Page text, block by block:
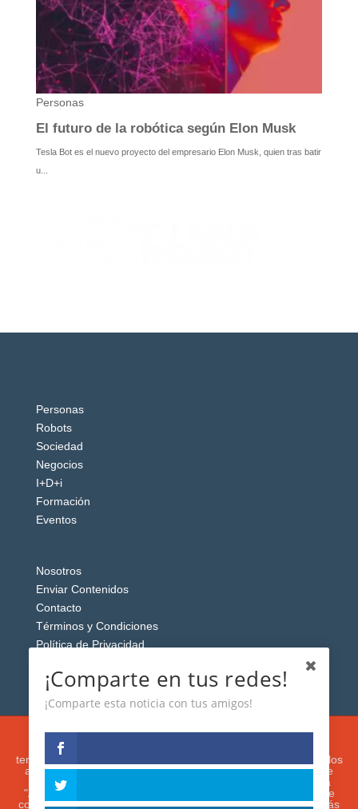
Personas
Robots
Sociedad
Negocios
I+D+i
Formación
Eventos
Nosotros
Enviar Contenidos
Contacto
Términos y Condiciones
Política de Privacidad
Esta web usa cookies analíticas y publicitarias (propias y de
terceros) para analizar el tráfico y personalizar el contenido y los
anuncios que le mostremos de acuerdo con su navegación e
intereses, buscando así mejorar su experiencia. Si presiona
"Aceptar" o continúa navegando, acepta su utilización. Puede
configurar o rechazar su uso presionando "Configuración". Más
¡Comparte en tus redes!
¡Comparte esta noticia con tus amigos!